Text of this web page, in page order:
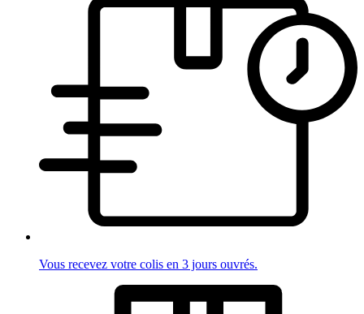
Vous recevez votre colis en 3 jours ouvrés.